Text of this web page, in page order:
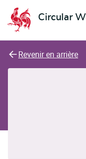
Circular
L'économie
Revenir en arrière